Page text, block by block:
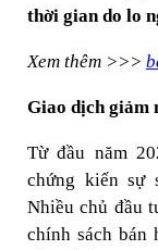
thời gian do lo
Xem thêm >>>
Giao dịch giảm
Từ đầu năm
chứng kiến sự
Nhiều chủ đầu
chính sách bán